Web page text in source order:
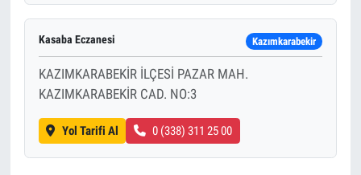
Kasaba Eczanesi Kazımkarabekir
KAZIMKARABEKİR İLÇESİ PAZAR MAH.
KAZIMKARABEKİR CAD. NO:3
Yol Tarifi Al 0 (338) 311 25 00